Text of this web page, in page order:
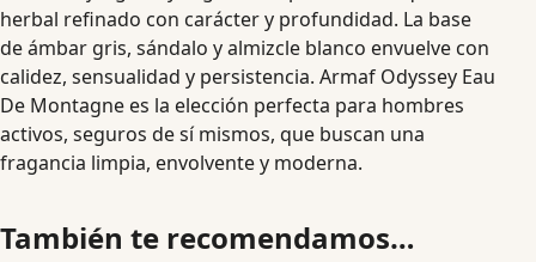
herbal refinado con carácter y profundidad. La base
de ámbar gris, sándalo y almizcle blanco envuelve con
calidez, sensualidad y persistencia. Armaf Odyssey Eau
De Montagne es la elección perfecta para hombres
activos, seguros de sí mismos, que buscan una
fragancia limpia, envolvente y moderna.
También te recomendamos…